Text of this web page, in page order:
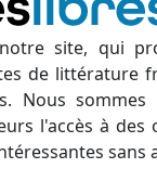
site, qui
de littérature
Nous
l'accès à des
sans